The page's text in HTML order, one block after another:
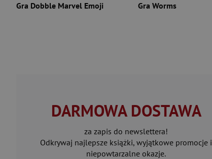
Gra Dobble Marvel Emoji Gra Worms
DARMOWA DOSTAWA
za zapis do newslettera!
Odkrywaj najlepsze książki, wyjątkowe promocje i
niepowtarzalne okazje.